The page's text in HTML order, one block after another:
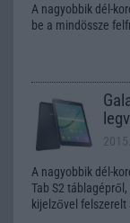
A nagyobbik dél-
be a mindössze
A nagyobbik dél-
Tab S2
kijelzővel felszerelt